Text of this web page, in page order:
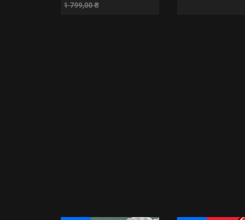
1 799,00 ₴